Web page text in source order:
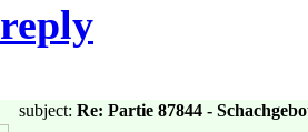
reply
subject: Re: Partie 87844 -